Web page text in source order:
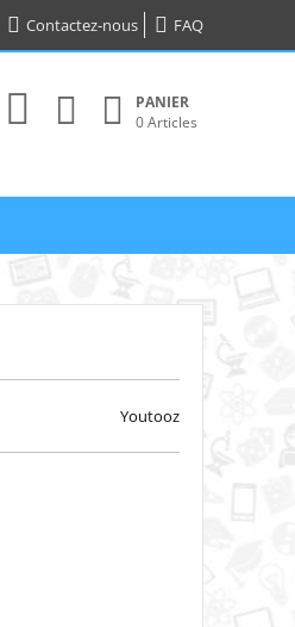
Contactez-nous FAQ
PANIER
0 Articles
Youtooz